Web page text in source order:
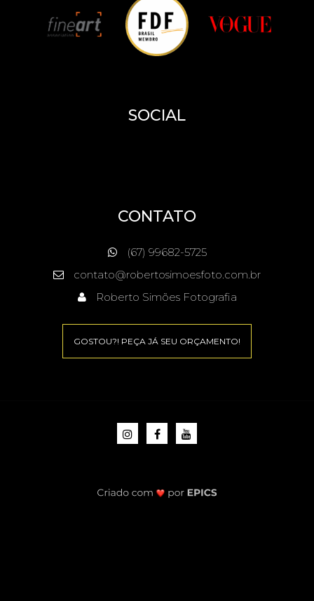
SOCIAL
CONTATO
(67) 99682-5725
contato@robertosimoesfoto.com.br
Roberto Simões Fotografia
GOSTOU?! PEÇA JÁ SEU ORÇAMENTO!